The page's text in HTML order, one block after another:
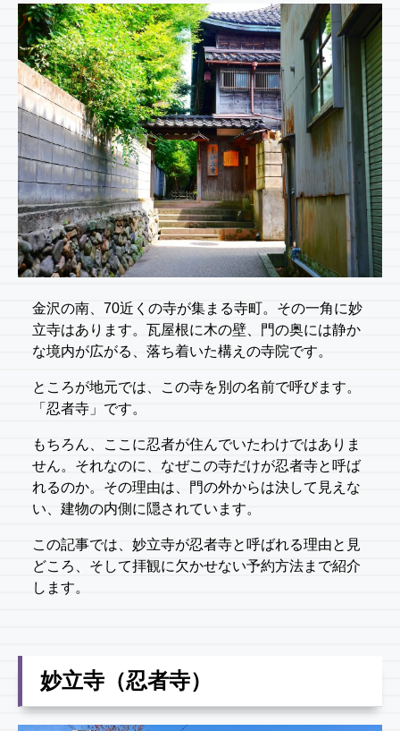
金沢の南、70近くの寺が集まる寺町。その一角に妙
立寺はあります。瓦屋根に木の壁、門の奥には静か
な境内が広がる、落ち着いた構えの寺院です。
ところが地元では、この寺を別の名前で呼びます。
「忍者寺」です。
もちろん、ここに忍者が住んでいたわけではありま
せん。それなのに、なぜこの寺だけが忍者寺と呼ば
れるのか。その理由は、門の外からは決して見えな
い、建物の内側に隠されています。
この記事では、妙立寺が忍者寺と呼ばれる理由と見
どころ、そして拝観に欠かせない予約方法まで紹介
します。
妙立寺（忍者寺）